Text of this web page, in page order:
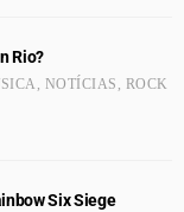
Rio?
, NOTÍCIAS , ROCK
Six Siege